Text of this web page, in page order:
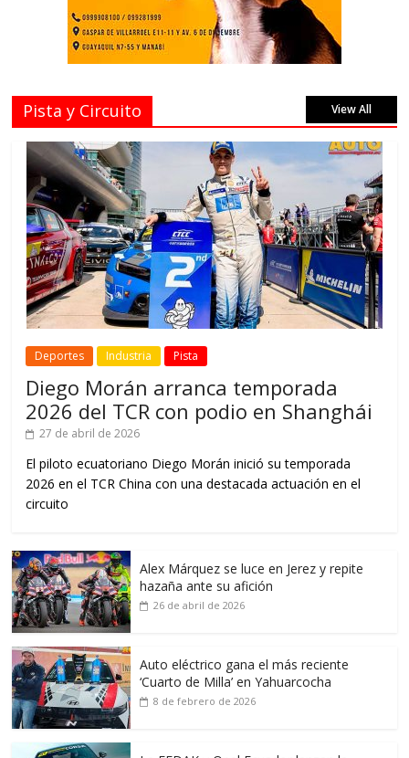
Pista y Circuito View All
Deportes Industria Pista
Diego Morán arranca temporada
2026 del TCR con podio en Shanghái
27 de abril de 2026
El piloto ecuatoriano Diego Morán inició su temporada
2026 en el TCR China con una destacada actuación en el
circuito
Alex Márquez se luce en Jerez y repite
hazaña ante su afición
26 de abril de 2026
Auto eléctrico gana el más reciente
‘Cuarto de Milla’ en Yahuarcocha
8 de febrero de 2026